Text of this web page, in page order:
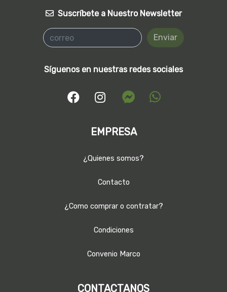
Suscríbete a Nuestro Newsletter
Enviar
Síguenos en nuestras redes sociales
EMPRESA
¿Quienes somos?
Contacto
¿Como comprar o contratar?
Condiciones
Convenio Marco
CONTACTANOS